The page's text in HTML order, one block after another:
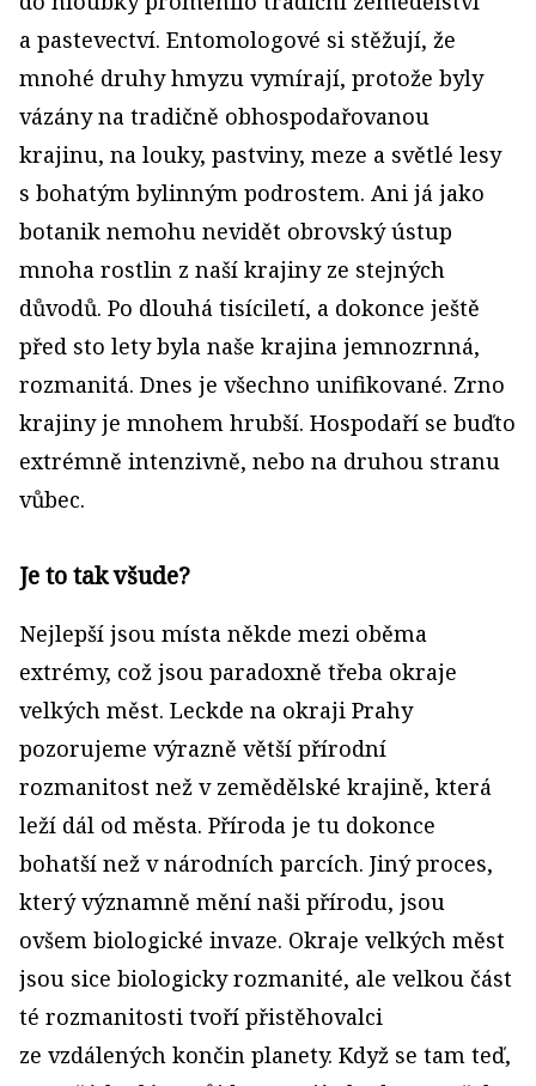
a pastevectví. Entomologové si stěžují, že
mnohé druhy hmyzu vymírají, protože byly
vázány na tradičně obhospodařovanou
krajinu, na louky, pastviny, meze a světlé lesy
s bohatým bylinným podrostem. Ani já jako
botanik nemohu nevidět obrovský ústup
mnoha rostlin z naší krajiny ze stejných
důvodů. Po dlouhá tisíciletí, a dokonce ještě
před sto lety byla naše krajina jemnozrnná,
rozmanitá. Dnes je všechno unifikované. Zrno
krajiny je mnohem hrubší. Hospodaří se buďto
extrémně intenzivně, nebo na druhou stranu
vůbec.
Je to tak všude?
Nejlepší jsou místa někde mezi oběma
extrémy, což jsou paradoxně třeba okraje
velkých měst. Leckde na okraji Prahy
pozorujeme výrazně větší přírodní
rozmanitost než v zemědělské krajině, která
leží dál od města. Příroda je tu dokonce
bohatší než v národních parcích. Jiný proces,
který významně mění naši přírodu, jsou
ovšem biologické invaze. Okraje velkých měst
jsou sice biologicky rozmanité, ale velkou část
té rozmanitosti tvoří přistěhovalci
ze vzdálených končin planety. Když se tam teď,